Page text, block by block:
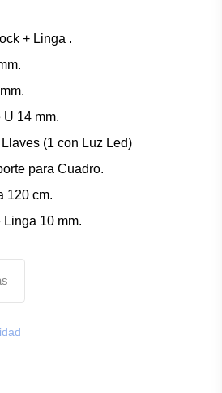
+ Linga .
U 14 mm.
(1 con Luz Led)
para Cuadro.
120 cm.
Linga 10 mm.